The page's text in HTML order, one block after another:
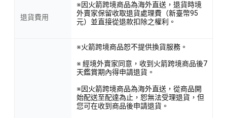
退貨費用
※因火箭跨境商品為海外直送，退貨時境
外賣家保留收取退貨處理費（新臺幣95
元）並直接從退款扣除之權利。
※火箭跨境商品恕不提供換貨服務。
※ 經境外賣家同意，收到火箭跨境商品後7
天鑑賞期內得申請退貨。
※因火箭跨境商品為海外直送，從商品開
始配送至配達為止，恕無法受理退貨，但
您可在收到商品後申請退貨。